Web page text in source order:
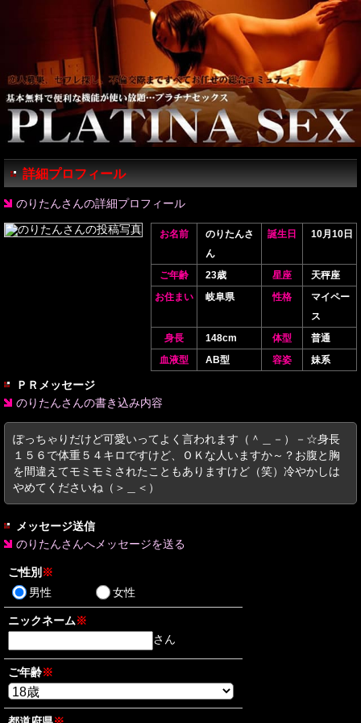
詳細プロフィール
のりたんさんの詳細プロフィール
お名前
のりたんさ
ん
誕生日 10月10日
ご年齢 23歳 星座
天秤座
お住まい
岐阜県 性格
マイペー
ス
身長
148cm 体型
普通
血液型
AB型 容姿 妹系
ＰＲメッセージ
のりたんさんの書き込み内容
ぽっちゃりだけど可愛いってよく言われます（＾＿－）－☆身長
１５６で体重５４キロですけど、ＯＫな人いますか～？お腹と胸
を間違えてモミモミされたこともありますけど（笑）冷やかしは
やめてくださいね（＞＿＜）
メッセージ送信
のりたんさんへメッセージを送る